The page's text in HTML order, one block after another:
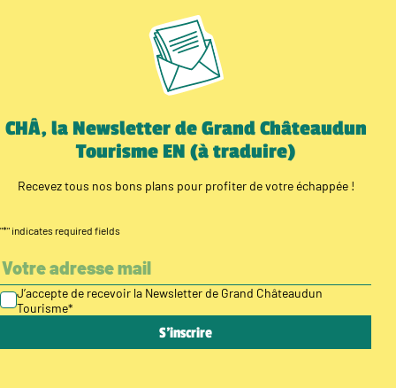
CHÂ, la Newsletter de Grand Châteaudun
Tourisme EN (à traduire)
Recevez tous nos bons plans pour profiter de votre échappée !
"*" indicates required fields
J’accepte de recevoir la Newsletter de Grand Châteaudun
Tourisme*